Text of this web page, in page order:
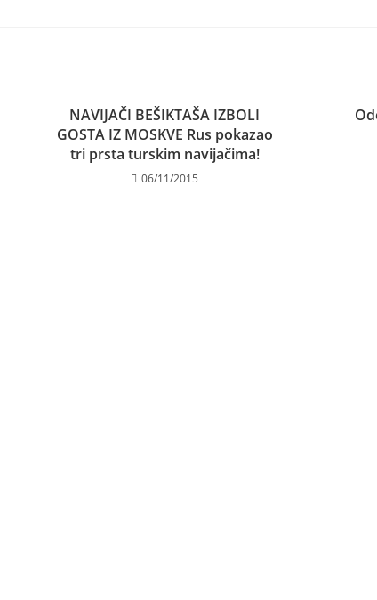
NAVIJAČI BEŠIKTAŠA IZBOLI
GOSTA IZ MOSKVE Rus pokazao
tri prsta turskim navijačima!
06/11/2015